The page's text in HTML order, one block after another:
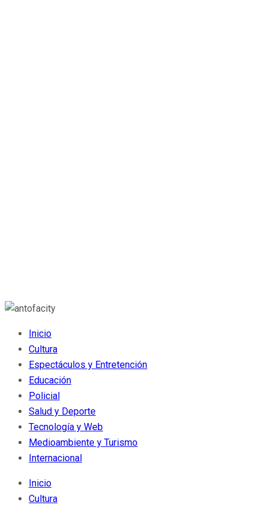
Inicio
Cultura
Espectáculos y Entretención
Educación
Policial
Salud y Deporte
Tecnología y Web
Medioambiente y Turismo
Internacional
Inicio
Cultura